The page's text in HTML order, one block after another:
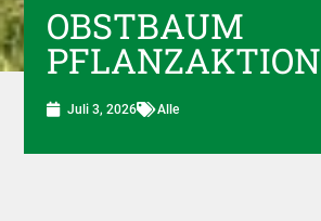
OBSTBAUM
PFLANZAKTION
Juli 3, 2026 Alle